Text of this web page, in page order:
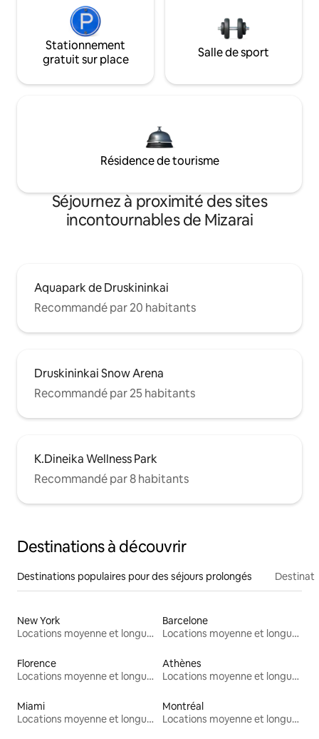
Stationnement
gratuit sur place
Salle de sport
Résidence de tourisme
Séjournez à proximité des sites
incontournables de Mizarai
Aquapark de Druskininkai
Recommandé par 20 habitants
Druskininkai Snow Arena
Recommandé par 25 habitants
K.Dineika Wellness Park
Recommandé par 8 habitants
Destinations à découvrir
Destinations populaires pour des séjours prolongés
New York
Locations moyenne et longue durée
Barcelone
Locations moyenne et longue durée
Florence
Locations moyenne et longue durée
Athènes
Locations moyenne et longue durée
Miami
Locations moyenne et longue durée
Montréal
Locations moyenne et longue durée